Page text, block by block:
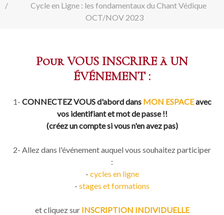
Cycle en Ligne : les fondamentaux du Chant Védique
OCT/NOV 2023
Pour VOUS INSCRIRE à UN
ÉVÉNEMENT :
1- CONNECTEZ VOUS d'abord dans MON ESPACEavec
vos identifiant et mot de passe !!
(créez un compte si vous n'en avez pas)
2- Allez dans l'événement auquel vous souhaitez participer
:
- cycles en ligne
- stages et formations
et cliquez surINSCRIPTION INDIVIDUELLE